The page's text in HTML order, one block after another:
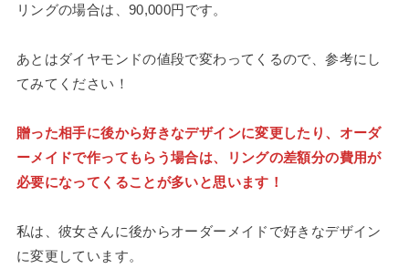
リングの場合は、90,000円です。
あとはダイヤモンドの値段で変わってくるので、参考にし
てみてください！
贈った相手に後から好きなデザインに変更したり、オーダ
ーメイドで作ってもらう場合は、リングの差額分の費用が
必要になってくることが多いと思います！
私は、彼女さんに後からオーダーメイドで好きなデザイン
に変更しています。